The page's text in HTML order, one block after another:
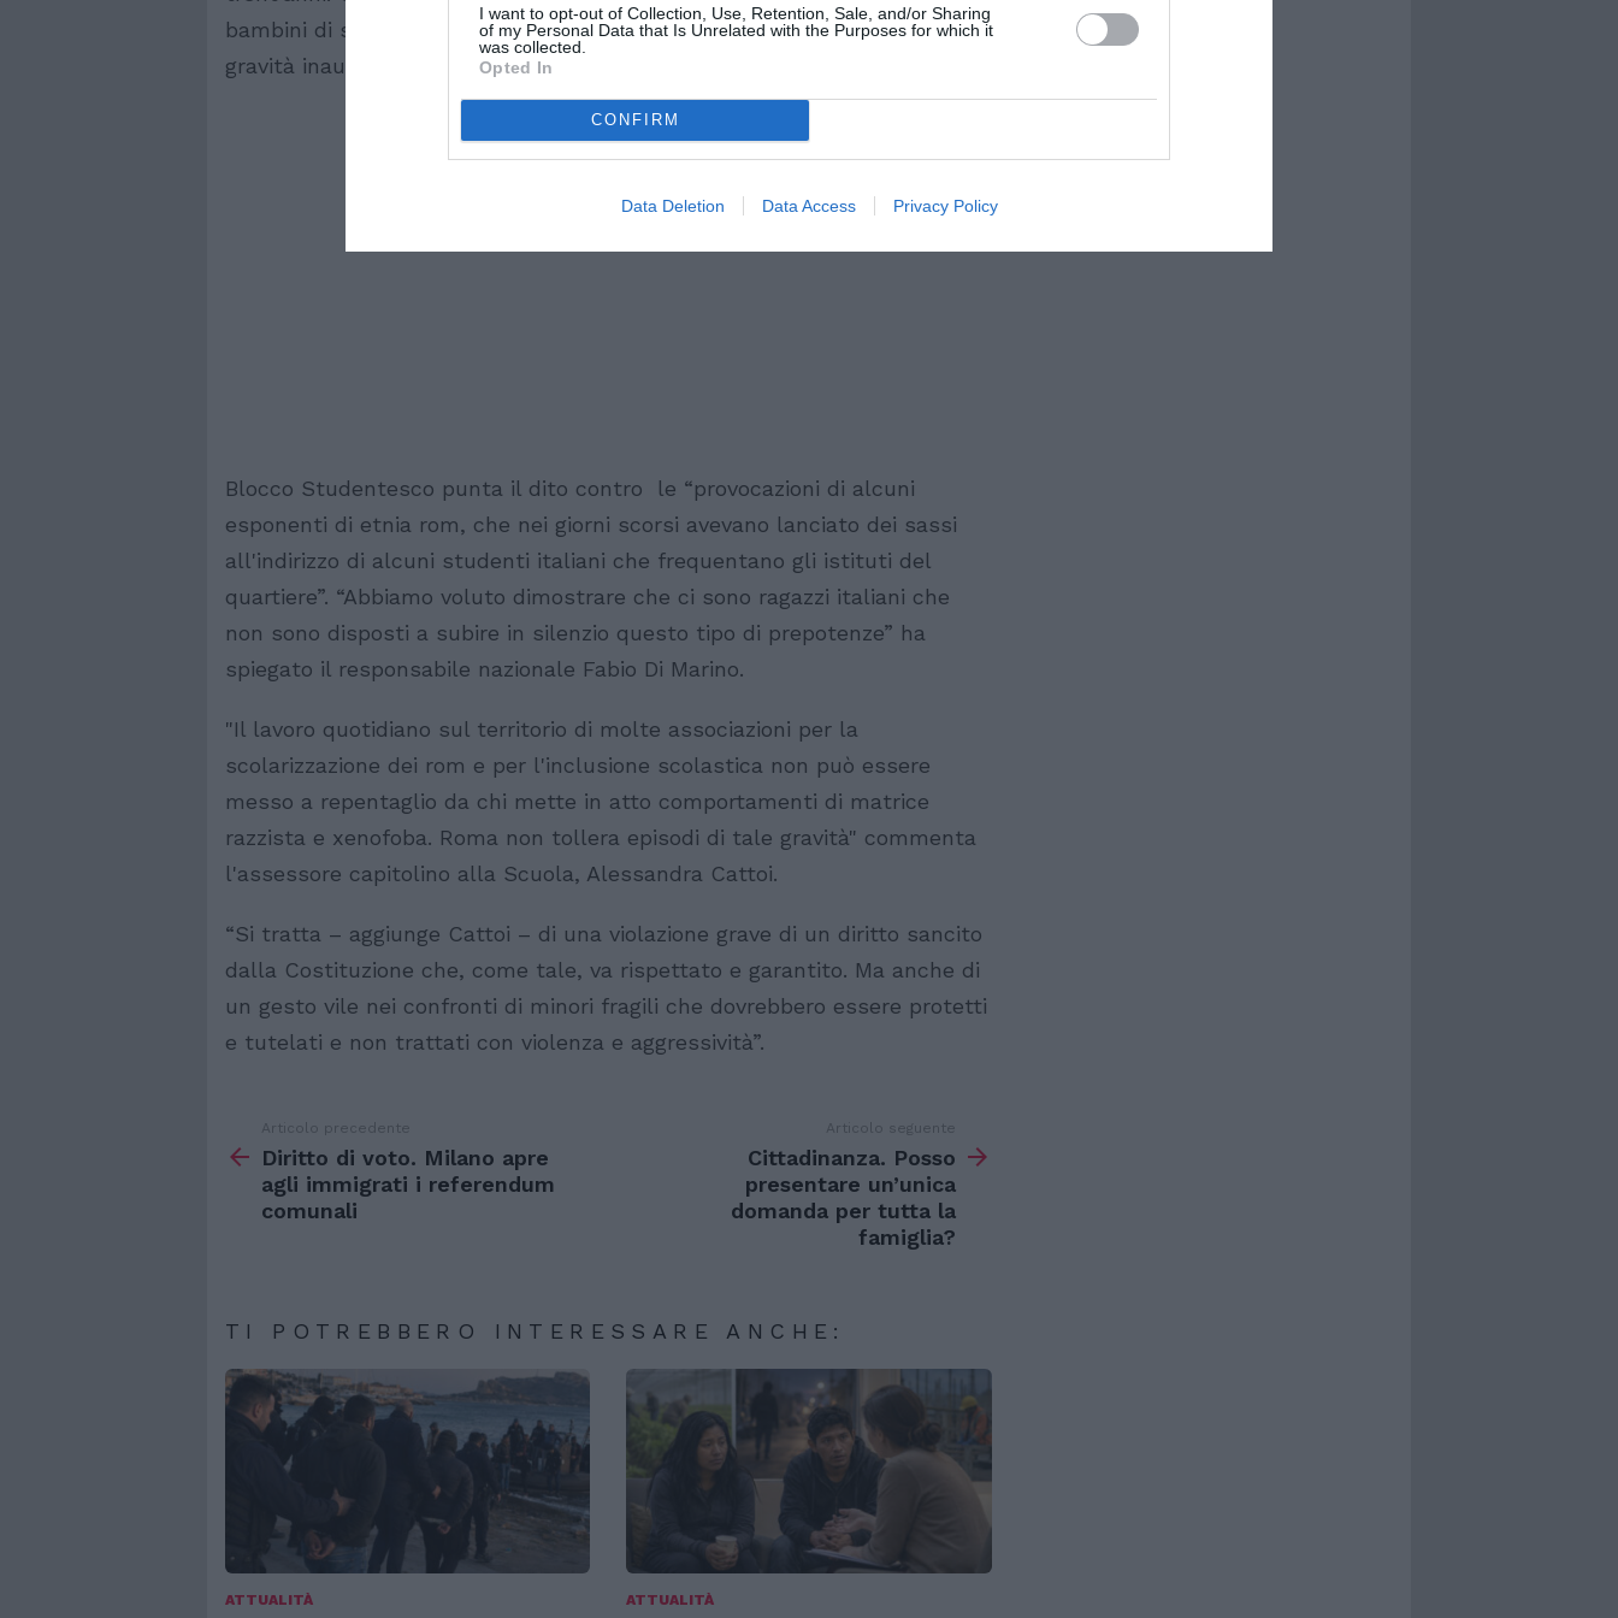
I want to opt-out of Collection, Use, Retention, Sale, and/or Sharing
of my Personal Data that Is Unrelated with the Purposes for which it
was collected.
Opted In
CONFIRM
Data Deletion Data Access Privacy Policy
bambini di scuole elementari e medie di andare a scuola. Un fatto di una
gravità inaudita”.
Blocco Studentesco punta il dito contro le “provocazioni di alcuni
esponenti di etnia rom, che nei giorni scorsi avevano lanciato dei sassi
all'indirizzo di alcuni studenti italiani che frequentano gli istituti del
quartiere”. “Abbiamo voluto dimostrare che ci sono ragazzi italiani che
non sono disposti a subire in silenzio questo tipo di prepotenze” ha
spiegato il responsabile nazionale Fabio Di Marino.
"Il lavoro quotidiano sul territorio di molte associazioni per la
scolarizzazione dei rom e per l'inclusione scolastica non può essere
messo a repentaglio da chi mette in atto comportamenti di matrice
razzista e xenofoba. Roma non tollera episodi di tale gravità" commenta
l'assessore capitolino alla Scuola, Alessandra Cattoi.
“Si tratta – aggiunge Cattoi – di una violazione grave di un diritto sancito
dalla Costituzione che, come tale, va rispettato e garantito. Ma anche di
un gesto vile nei confronti di minori fragili che dovrebbero essere protetti
e tutelati e non trattati con violenza e aggressività”.
di
Articolo precedente
Diritto di voto. Milano apre
agli immigrati i referendum
comunali
Articolo seguente
Cittadinanza. Posso
presentare un’unica
domanda per tutta la
famiglia?
TI POTREBBERO INTERESSARE ANCHE:
ATTUALITÀ ATTUALITÀ